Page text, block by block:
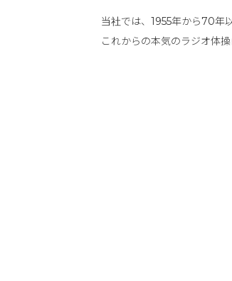
当社では、1955年から70年
これからの本気のラジオ体